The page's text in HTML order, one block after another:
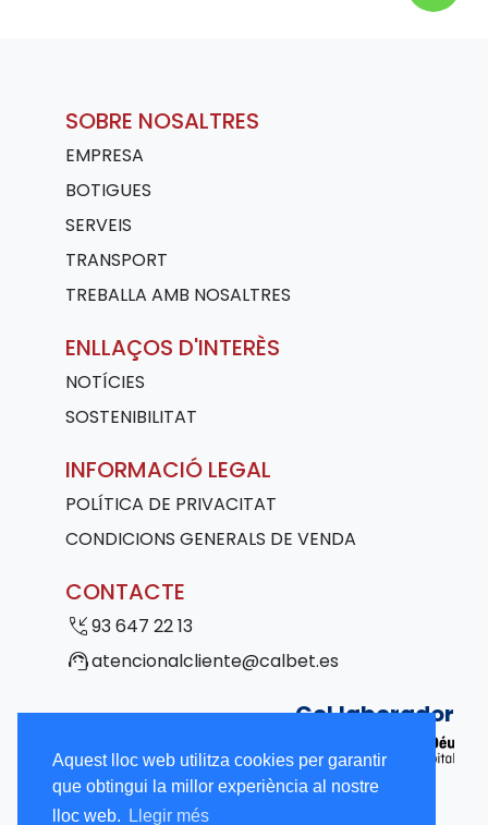
Aquest lloc web utilitza cookies per garantir
que obtingui la millor experiència al nostre
lloc web.
Llegir més
SOBRE NOSALTRES
EMPRESA
BOTIGUES
SERVEIS
TRANSPORT
TREBALLA AMB NOSALTRES
ENLLAÇOS D'INTERÈS
NOTÍCIES
SOSTENIBILITAT
INFORMACIÓ LEGAL
POLÍTICA DE PRIVACITAT
CONDICIONS GENERALS DE VENDA
CONTACTE
phone_callback93 647 22 13
support_agentatencionalcliente@calbet.es
Col·laborador